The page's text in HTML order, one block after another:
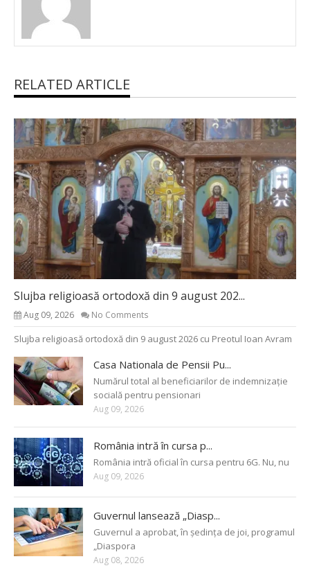
RELATED ARTICLE
Slujba religioasă ortodoxă din 9 august 202...
Aug 09, 2026 No Comments
Slujba religioasă ortodoxă din 9 august 2026 cu Preotul Ioan Avram
Casa Nationala de Pensii Pu...
Numărul total al beneficiarilor de indemnizație
socială pentru pensionari
Aug 09, 2026
România intră în cursa p...
România intră oficial în cursa pentru 6G. Nu, nu
Aug 09, 2026
Guvernul lansează „Diasp...
Guvernul a aprobat, în ședința de joi, programul
„Diaspora
Aug 08, 2026